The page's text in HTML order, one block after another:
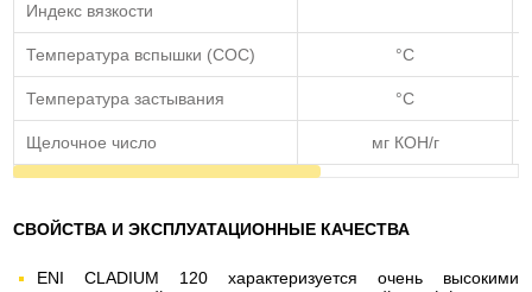
Индекс вязкости
Температура вспышки (COC) °C
Температура застывания °C
Щелочное число мг КОН/г
СВОЙСТВА И ЭКСПЛУАТАЦИОННЫЕ КАЧЕСТВА
ENI CLADIUM 120 характеризуется очень высокими